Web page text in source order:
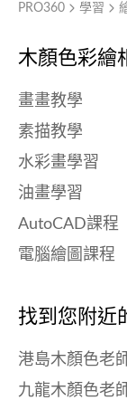
木顏色彩繪
畫畫教學
素描教學
水彩畫學習
油畫學習
AutoCAD課程
電腦繪圖課程
找到您附近
港島木顏色老
九龍木顏色老
PRO360 學習